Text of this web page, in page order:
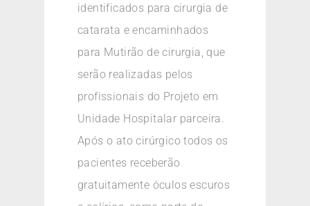
identificados para cirurgia de
catarata e encaminhados
para Mutirão de cirurgia, que
serão realizadas pelos
profissionais do Projeto em
Unidade Hospitalar parceira.
Após o ato cirúrgico todos os
pacientes receberão
gratuitamente óculos escuros